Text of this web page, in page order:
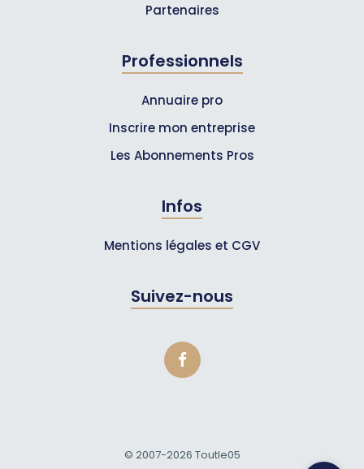
Partenaires
Professionnels
Annuaire pro
Inscrire mon entreprise
Les Abonnements Pros
Infos
Mentions légales et CGV
Suivez-nous
© 2007-2026 Toutle05